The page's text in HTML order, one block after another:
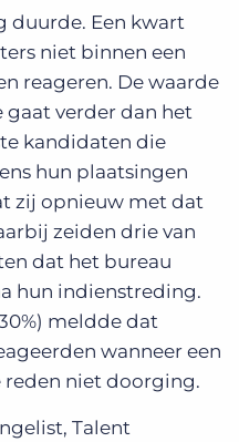
duurde. Een kwart
niet binnen een
reageren. De waarde
verder dan het
kandidaten die
hun plaatsingen
zij opnieuw met dat
zeiden drie van
dat het bureau
hun indienstreding.
meldde dat
wanneer een
reden niet doorging.
Talent